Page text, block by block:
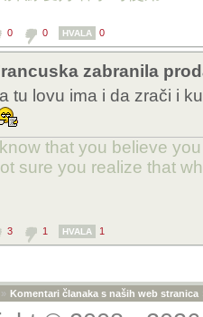
0 0 HVALA 0
zabranila
tu lovu ima i da zrači i
that you believe
sure you realize that
3 1 HVALA 1
» Komentari članaka s naših web stranica